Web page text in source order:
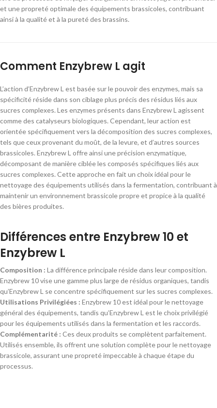
et une propreté optimale des équipements brassicoles, contribuant
ainsi à la qualité et à la pureté des brassins.
Comment Enzybrew L agit
L’action d’Enzybrew L est basée sur le pouvoir des enzymes, mais sa
spécificité réside dans son ciblage plus précis des résidus liés aux
sucres complexes. Les enzymes présents dans Enzybrew L agissent
comme des catalyseurs biologiques. Cependant, leur action est
orientée spécifiquement vers la décomposition des sucres complexes,
tels que ceux provenant du moût, de la levure, et d’autres sources
brassicoles. Enzybrew L offre ainsi une précision enzymatique,
décomposant de manière ciblée les composés spécifiques liés aux
sucres complexes. Cette approche en fait un choix idéal pour le
nettoyage des équipements utilisés dans la fermentation, contribuant à
maintenir un environnement brassicole propre et propice à la qualité
des bières produites.
Différences entre Enzybrew 10 et
Enzybrew L
Composition : La différence principale réside dans leur composition.
Enzybrew 10 vise une gamme plus large de résidus organiques, tandis
qu’Enzybrew L se concentre spécifiquement sur les sucres complexes.
Utilisations Privilégiées : Enzybrew 10 est idéal pour le nettoyage
général des équipements, tandis qu’Enzybrew L est le choix privilégié
pour les équipements utilisés dans la fermentation et les raccords.
Complémentarité : Ces deux produits se complètent parfaitement.
Utilisés ensemble, ils offrent une solution complète pour le nettoyage
brassicole, assurant une propreté impeccable à chaque étape du
processus.